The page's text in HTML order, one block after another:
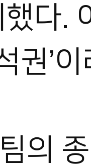
다.
권’
의
대학 겸임교수로도
에 힘쓰고 있다.